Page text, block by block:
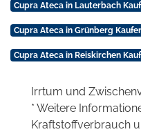
Cupra Ateca in Lauterbach
Cupra Ateca in Grünberg
Cupra Ateca in Reiskirchen
Irrtum und
* Weitere
Kraftstoffverbrauch